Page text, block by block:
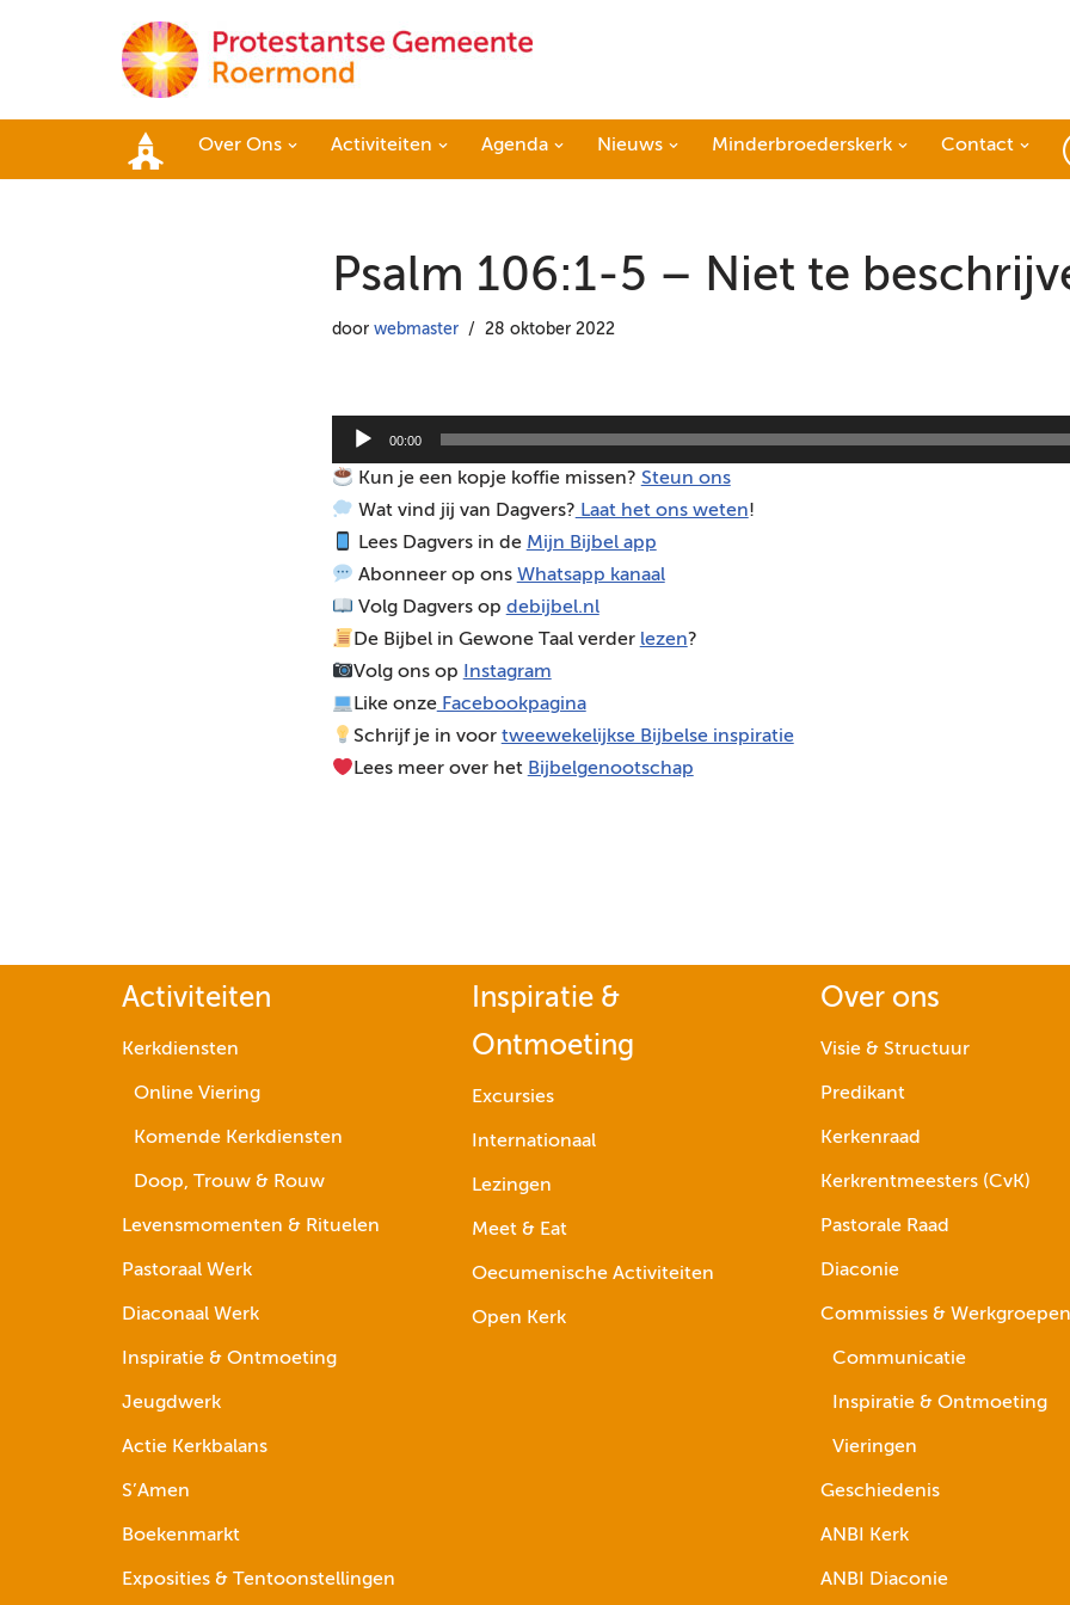
Home
Over Ons Activiteiten Agenda Nieuws Minderbroederskerk
Contact
Psalm 106:1-5 – Niet te
door webmaster 28 oktober 2022
u
00:00
Kun je een kopje koffie missen? Steun ons
Wat vind jij van Dagvers? Laat het ons weten!
Lees Dagvers in de Mijn Bijbel app
Abonneer op ons Whatsapp kanaal
Volg Dagvers op debijbel.nl
De Bijbel in Gewone Taal verder lezen?
Volg ons op
Instagram
Like onzeFacebookpagina
Schrijf je in voor tweewekelijkse Bijbelse inspiratie
Lees meer over het Bijbelgenootschap
Activiteiten
Kerkdiensten
Online Viering
Komende Kerkdiensten
Doop, Trouw & Rouw
Levensmomenten & Rituelen
Pastoraal Werk
Diaconaal Werk
Inspiratie & Ontmoeting
Jeugdwerk
Actie Kerkbalans
S’Amen
Boekenmarkt
Exposities & Tentoonstellingen
Inspiratie &
Ontmoeting
Excursies
Internationaal
Lezingen
Meet & Eat
Oecumenische Activiteiten
Open Kerk
Over ons
Visie & Structuur
Predikant
Kerkenraad
Kerkrentmeesters (CvK)
Pastorale Raad
Diaconie
Commissies & Werkgroepen
Communicatie
Inspiratie & Ontmoeting
Vieringen
Geschiedenis
ANBI Kerk
ANBI Diaconie